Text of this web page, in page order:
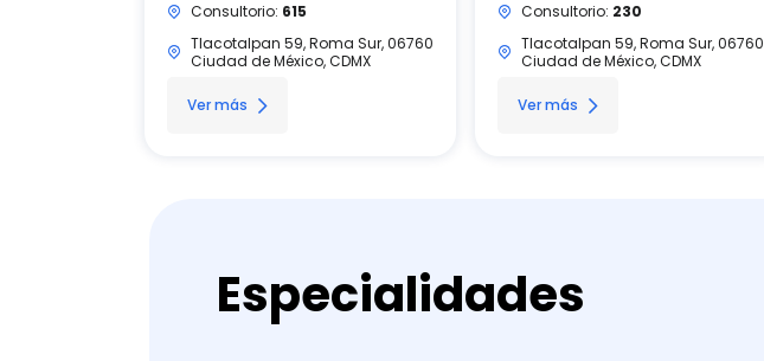
Consultorio: 615
Tlacotalpan 59, Roma Sur, 06760
Ciudad de México, CDMX
Ver más
Consultorio: 230
Tlacotalpan 59, Roma Sur, 06760
Ciudad de México, CDMX
Ver más
Especialidades